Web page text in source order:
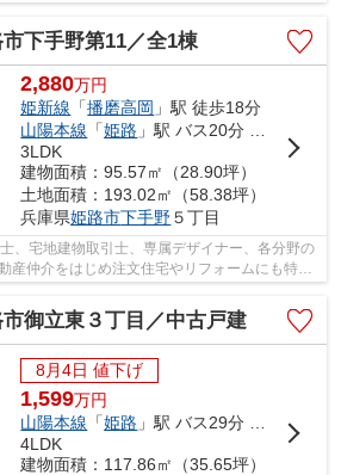
下手野第11／全1棟
2,880万円
姫新線 「播磨高岡 」駅 徒歩18分
山陽本線 「姫路 」駅 バス20分 「県営住宅前（兵庫県）」 停歩9分
3LDK
建物面積：95.57㎡（28.90坪）
土地面積：193.02㎡（58.38坪）
兵庫県姫路市下手野５丁目
、宅地建物取引士、専属デザイナー、各分野の
産仲介をはじめ注文住宅やリフォームにも特化
に関する事は何でも気...
御立東３丁目／中古戸建
8月4日 値下げ
1,599万円
山陽本線 「姫路 」駅 バス29分 「大池台」 停歩6分
4LDK
建物面積：117.86㎡（35.65坪）